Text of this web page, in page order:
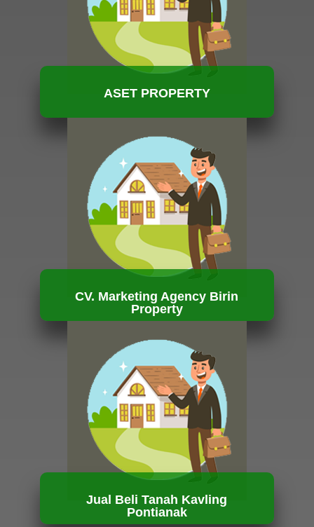
ASET PROPERTY
HUBUNGI KAMI
CV. Marketing Agency Birin
Property
HUBUNGI KAMI
Jual Beli Tanah Kavling
Pontianak